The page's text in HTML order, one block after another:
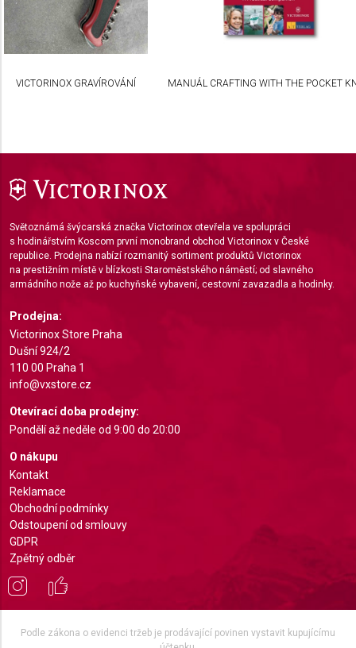
VICTORINOX GRAVÍROVÁNÍ MANUÁL CRAFTING WITH THE POCKET
Světoznámá švýcarská značka Victorinox otevřela ve spolupráci
s hodinářstvím Koscom první monobrand obchod Victorinox v České
republice. Prodejna nabízí rozmanitý sortiment produktů Victorinox
na prestižním místě v blízkosti Staroměstského náměstí; od slavného
armádního nože až po kuchyňské vybavení, cestovní zavazadla a hodinky.
Prodejna:
Victorinox Store Praha
Dušní 924/2
110 00 Praha 1
info@vxstore.cz
Otevírací doba prodejny:
Pondělí až neděle od 9:00 do 20:00
O nákupu
Kontakt
Reklamace
Obchodní podmínky
Odstoupení od smlouvy
GDPR
Zpětný odběr
Podle zákona o evidenci tržeb je prodávající povinen vystavit kupujícímu